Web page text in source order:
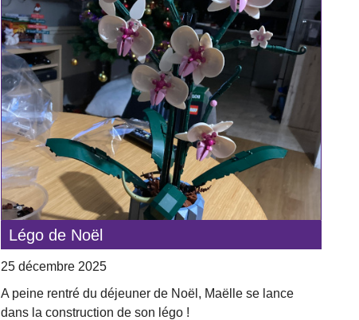
Légo de Noël
25 décembre 2025
A peine rentré du déjeuner de Noël, Maëlle se lance
dans la construction de son légo !